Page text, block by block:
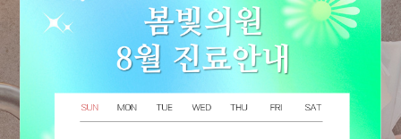
봄빛의원은단 한 분이라도
충분히 만족하여 열 번을 방문하는
병원이 되기 위해 노력합니다.